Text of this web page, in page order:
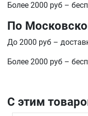
Более 2000 руб –
По
До 2000 руб –
Более 2000 руб –
С этим